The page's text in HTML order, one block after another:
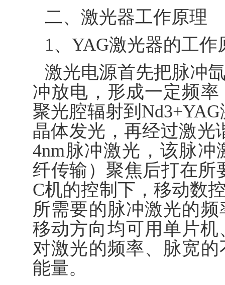
二、激光器工作原理
1、YAG激光器的工作
激光电源首先把脉冲
冲放电，形成一定频
聚光腔辐射到
晶体发光，再经过激光
4nm脉冲激光，该脉
纤传输）聚焦后打在所
C机的控制下，移动数
所需要的脉冲激光的
移动方向均可用单片机
对激光的频率、脉宽
能量。